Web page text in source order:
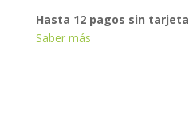
Hasta 12 pagos sin tarjeta
Saber más